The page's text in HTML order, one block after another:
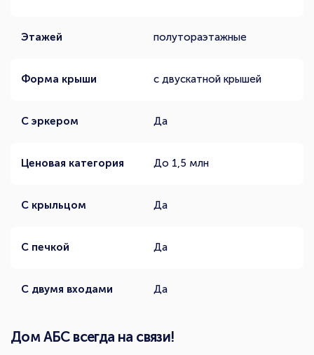
Этажей полутораэтажные
Форма крыши с двускатной крышей
С эркером Да
Ценовая категория До 1,5 млн
С крыльцом Да
С печкой Да
С двумя входами Да
Дом АБС всегда на связи!